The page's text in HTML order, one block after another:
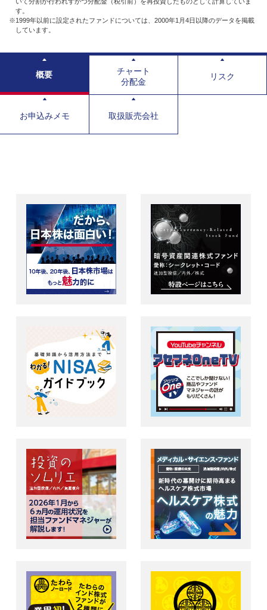
す。
※1999年以前に設定されたファンドについては、2000年1月4日以降のデータを掲載
しています。
概要
チャート
分配金
リスク
お申込みメモ 取扱販売会社